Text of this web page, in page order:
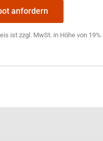
anfordern
ist zzgl. MwSt. in Höhe von 19%.